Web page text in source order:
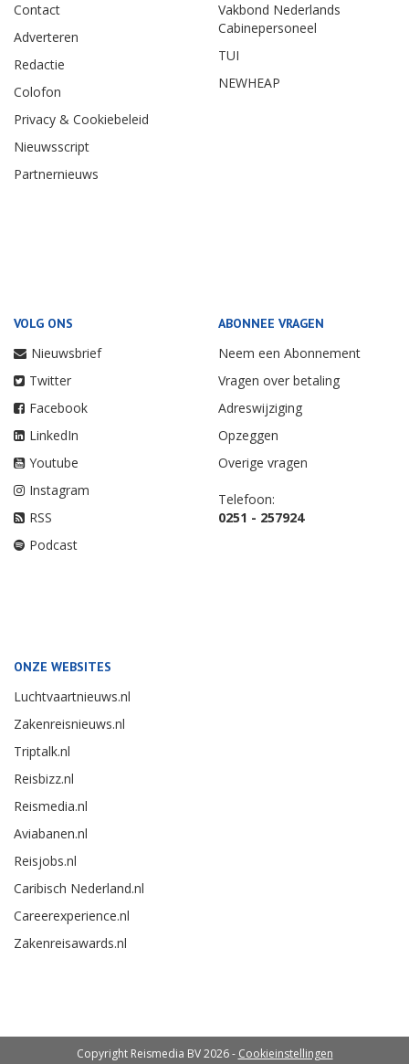
Contact
Adverteren
Redactie
Colofon
Privacy & Cookiebeleid
Nieuwsscript
Partnernieuws
Vakbond Nederlands
Cabinepersoneel
TUI
NEWHEAP
VOLG ONS
Nieuwsbrief
Twitter
Facebook
LinkedIn
Youtube
Instagram
RSS
Podcast
ABONNEE VRAGEN
Neem een Abonnement
Vragen over betaling
Adreswijziging
Opzeggen
Overige vragen
Telefoon:
0251 - 257924
ONZE WEBSITES
Luchtvaartnieuws.nl
Zakenreisnieuws.nl
Triptalk.nl
Reisbizz.nl
Reismedia.nl
Aviabanen.nl
Reisjobs.nl
Caribisch Nederland.nl
Careerexperience.nl
Zakenreisawards.nl
Copyright Reismedia BV 2026 - Cookieinstellingen